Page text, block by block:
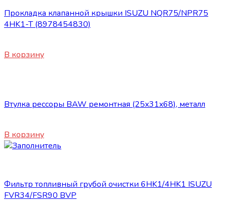
Прокладка клапанной крышки ISUZU NQR75/NPR75
4HK1-T (8978454830)
В корзину
Втулка рессоры BAW ремонтная (25x31x68), металл
В корзину
Фильтр топливный грубой очистки 6HK1/4HK1 ISUZU
FVR34/FSR90 BVP